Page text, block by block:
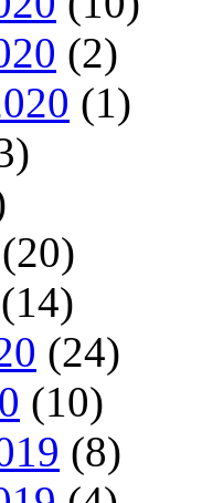
(2)
(1)
(20)
(14)
(24)
(10)
(8)